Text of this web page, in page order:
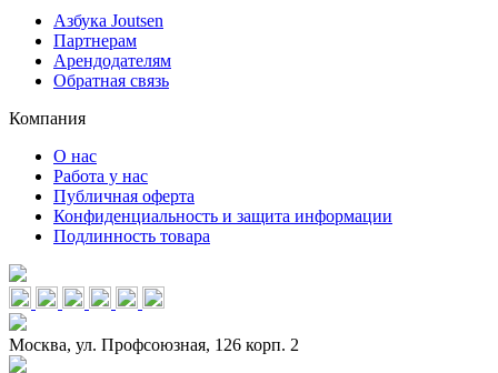
Азбука Joutsen
Партнерам
Арендодателям
Обратная связь
Компания
О нас
Работа у нас
Публичная оферта
Конфиденциальность и защита информации
Подлинность товара
Москва, ул. Профсоюзная, 126 корп. 2